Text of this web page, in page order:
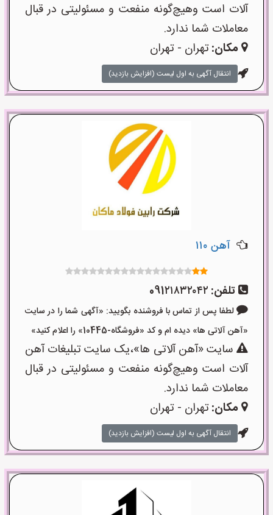
آلات است وهیچ‌گونه منفعت و مسئولیتی در قبال
معاملات شما ندارد.
مکان:تهران - تهران
انتقال آگهی به اول لیست (افزایش بازدید)
آهن ۱۱۰
تلفن: 091۲۱۸۳۲۰۴۲
لطفا پس از تماس با فروشنده بگویید: «آگهی شما را در سایت
«آهن آلاتی ها» دیده ام و کد «فروشگاه-10445» را اعلام کنید»
سایت «آهن آلاتی ها»،یک سایت تبلیغات آهن
آلات است وهیچ‌گونه منفعت و مسئولیتی در قبال
معاملات شما ندارد.
مکان:تهران - تهران
انتقال آگهی به اول لیست (افزایش بازدید)